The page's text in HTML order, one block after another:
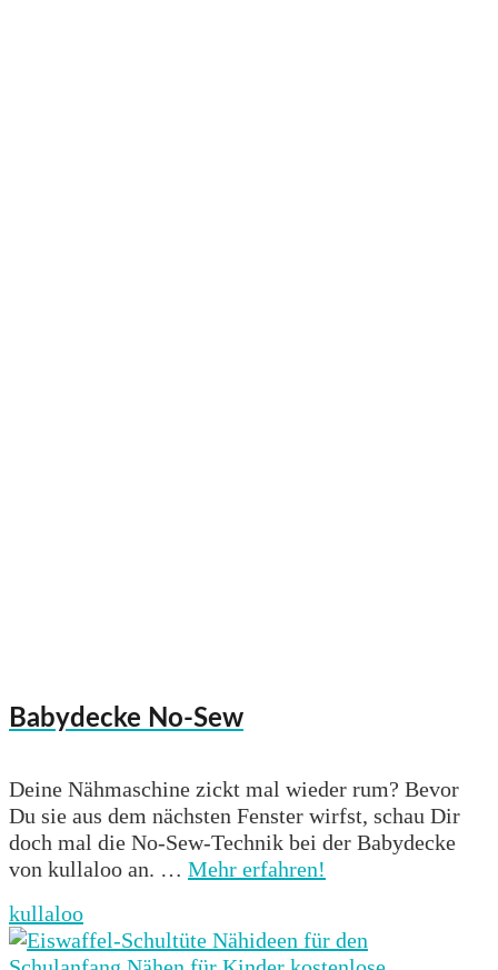
Babydecke No-Sew
Deine Nähmaschine zickt mal wieder rum? Bevor
Du sie aus dem nächsten Fenster wirfst, schau Dir
doch mal die No-Sew-Technik bei der Babydecke
von kullaloo an. … Mehr erfahren!
kullaloo